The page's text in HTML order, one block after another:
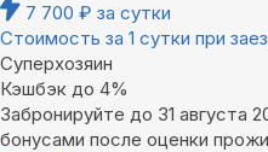
7 700 ₽ за сутки
Стоимость за 1 сутки при
Суперхозяин
Кэшбэк до 4%
Забронируйте до 31 августа
бонусами после оценки